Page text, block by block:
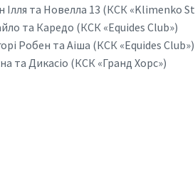
Ілля та Новелла 13 (КСК «Klimenko
та Каредо (КСК «Equides Club»)
Робен та Аіша (КСК «Equides Club»)
та Дикасіо (КСК «Гранд Хорс»)